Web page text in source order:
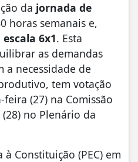
da jornada de
horas semanais e,
escala 6x1. Esta
as demandas
a necessidade de
tem votação
(27) na Comissão
no Plenário da
Constituição (PEC) em